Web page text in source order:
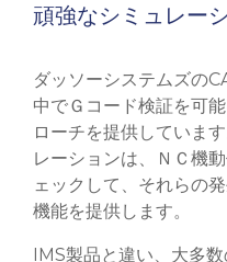
頑強なシミュレー
ダッソーシステムズの
中でＧコード検証を可
ローチを提供していま
レーションは、ＮＣ機
ェックして、それらの
機能を提供します。
IMS製品と違い、大多